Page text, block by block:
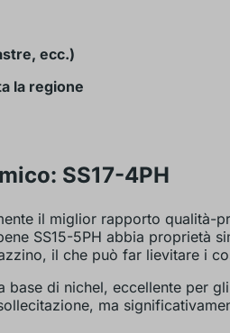
ecc.)
la regione
SS17-4PH
il miglior rapporto qualità-
SS15-5PH abbia proprietà
il che può far lievitare i
base di nichel, eccellente per gli
ma